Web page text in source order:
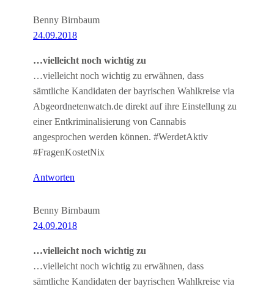
Benny Birnbaum
24.09.2018
…vielleicht noch wichtig zu
…vielleicht noch wichtig zu erwähnen, dass
sämtliche Kandidaten der bayrischen Wahlkreise via
Abgeordnetenwatch.de direkt auf ihre Einstellung zu
einer Entkriminalisierung von Cannabis
angesprochen werden können. #WerdetAktiv
#FragenKostetNix
Antworten
Benny Birnbaum
24.09.2018
…vielleicht noch wichtig zu
…vielleicht noch wichtig zu erwähnen, dass
sämtliche Kandidaten der bayrischen Wahlkreise via